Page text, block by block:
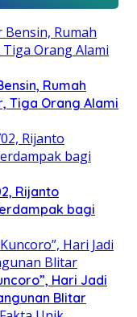
Rumah
Tiga Orang Alami
Rijanto
bagi
Hari Jadi
Blitar